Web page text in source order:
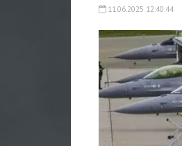
11.06.2025 12:40:44